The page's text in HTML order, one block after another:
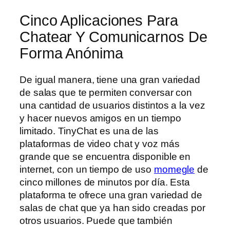
Cinco Aplicaciones Para
Chatear Y Comunicarnos De
Forma Anónima
De igual manera, tiene una gran variedad
de salas que te permiten conversar con
una cantidad de usuarios distintos a la vez
y hacer nuevos amigos en un tiempo
limitado. TinyChat es una de las
plataformas de video chat y voz más
grande que se encuentra disponible en
internet, con un tiempo de uso momegle de
cinco millones de minutos por día. Esta
plataforma te ofrece una gran variedad de
salas de chat que ya han sido creadas por
otros usuarios. Puede que también